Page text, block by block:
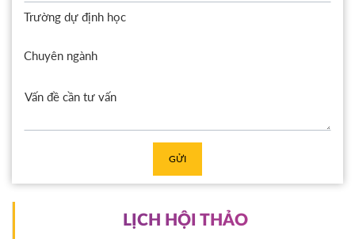
Trường dự định học
Chuyên ngành
GỬI
LỊCH HỘI THẢO